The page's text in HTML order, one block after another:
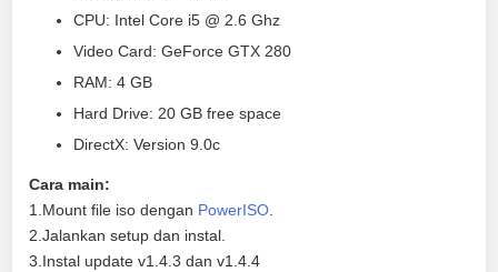
CPU: Intel Core i5 @ 2.6 Ghz
Video Card: GeForce GTX 280
RAM: 4 GB
Hard Drive: 20 GB free space
DirectX: Version 9.0c
Cara main:
1.Mount file iso dengan PowerISO
2.Jalankan setup dan instal.
3.Instal update v1.4.3 dan v1.4.4